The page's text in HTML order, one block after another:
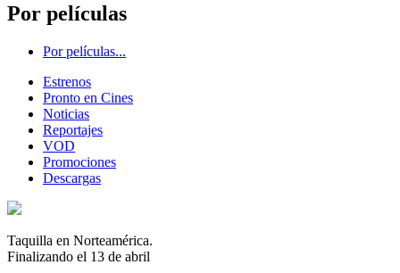
Por películas
Por películas...
Estrenos
Pronto en Cines
Noticias
Reportajes
VOD
Promociones
Descargas
Taquilla en Norteamérica.
Finalizando el 13 de abril